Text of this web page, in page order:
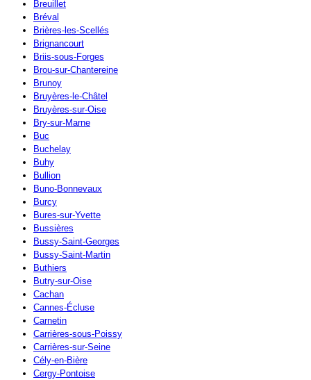
Breuillet
Bréval
Brières-les-Scellés
Brignancourt
Briis-sous-Forges
Brou-sur-Chantereine
Brunoy
Bruyères-le-Châtel
Bruyères-sur-Oise
Bry-sur-Marne
Buc
Buchelay
Buhy
Bullion
Buno-Bonnevaux
Burcy
Bures-sur-Yvette
Bussières
Bussy-Saint-Georges
Bussy-Saint-Martin
Buthiers
Butry-sur-Oise
Cachan
Cannes-Écluse
Carnetin
Carrières-sous-Poissy
Carrières-sur-Seine
Cély-en-Bière
Cergy-Pontoise